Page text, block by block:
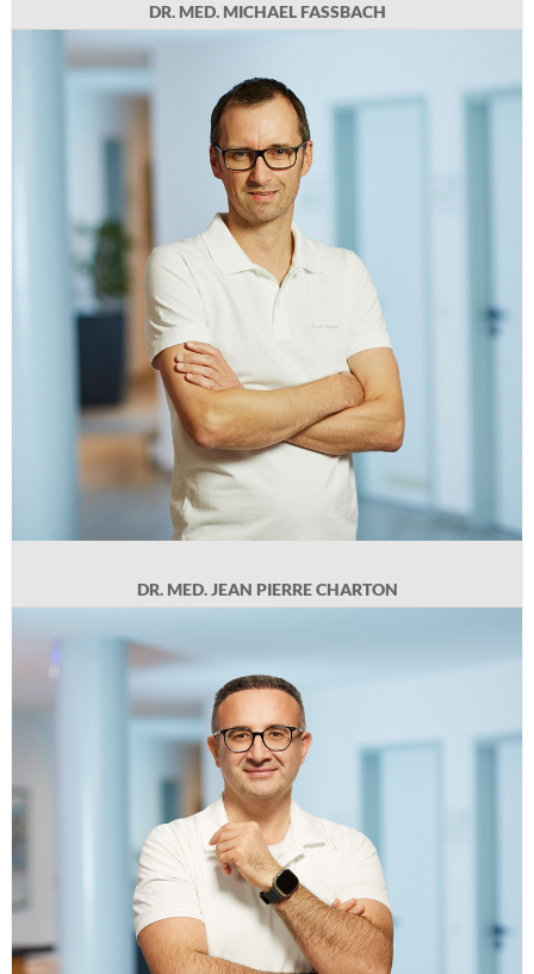
DR. MED. MICHAEL FASSBACH
DR. MED. JEAN PIERRE CHARTON
DR. MED. JEAN PIERRE CHARTON
Geb. 1972 in Essen, Medizinstudium in Köln von 1992-1999,
Facharztausbildung ab 2000 in der Klinik für Innere Medizin bei Professor Dr.
med. Horst Neuhaus am Evangelischen Krankenhaus in Düsseldorf,
Schwerpunktbezeichnung Gastroenterologie 2008, anschließend zunächst
Funktionsoberarzt und von 2010 bis 2015 Oberarzt. Im Rahmen der
wissenschaftlichen Ausrichtung der Klinik zahlreiche Vorträge,
Veröffentlichungen, Mitarbeit an Leitlinien und Ausrichtung von
Fortbildungen. Praxiseintritt 2015.
MAHMOUD ZADA
Geb. 1981 in Aleppo (Syrien), Medizinstudium in
Jena/Thüringen 2004 bis 2011, Facharztausbildung für
Innere Medizin und Kardiologie 2012 bis 2014 im
Marienhof-KH in Koblenz, 2014-2019 Herz- und
Gefäßzentrum St. Petrus Krankenhaus Bonn, 2019 bis
2023 Tätigkeit als Oberarzt/leitender Oberarzt
Kardiologie und Rhythmologie im Kreiskrankenhaus
Mechernich. Praxiseintritt im Oktober 2023.